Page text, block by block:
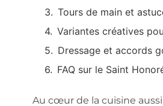
Tours de main et
Variantes créatives
Dressage et accords
FAQ sur le Saint
Au cœur de la cuisine